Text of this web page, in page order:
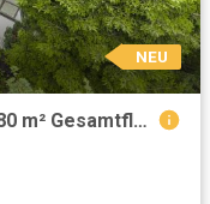
NEU
Großzügiges Wohnen auf über 280 m² Gesamtfläche – 611 m² Grundstück in begehrter Lage